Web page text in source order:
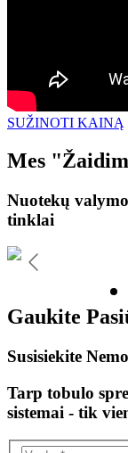
SUŽINOTI KAINĄ
Mes
Nuotekų
tinklai
Gaukite
Susisiekite
Tarp tobulo
sistemai - tik